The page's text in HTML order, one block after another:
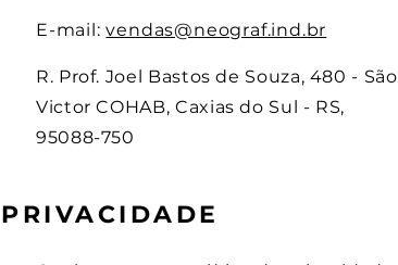
E-mail:vendas@neograf.ind.br
R. Prof. Joel Bastos de Souza, 480 - São
Victor COHAB, Caxias do Sul - RS,
95088-750
PRIVACIDADE